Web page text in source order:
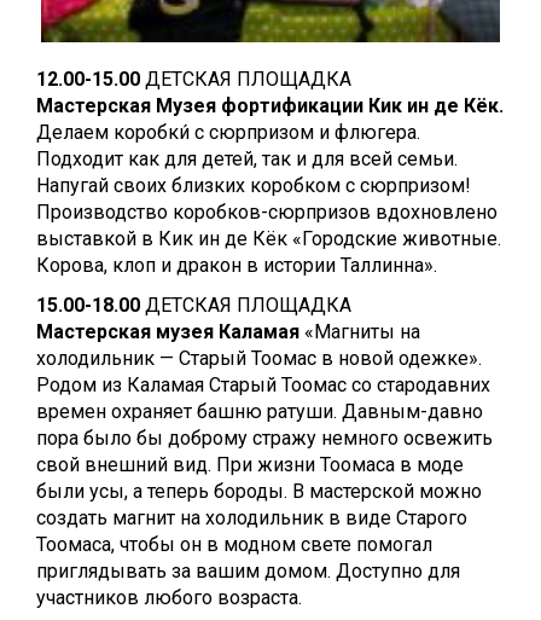
12.00-15.00 ДЕТСКАЯ ПЛОЩАДКА
Мастерская Музея фортификации Кик ин де Кёк.
Делаем коробки́ с сюрпризом и флюгера.
Подходит как для детей, так и для всей семьи.
Напугай своих близких коробком с сюрпризом!
Производство коробков-сюрпризов вдохновлено
выставкой в Кик ин де Кёк «Городские животные.
Корова, клоп и дракон в истории Таллинна».
15.00-18.00 ДЕТСКАЯ ПЛОЩАДКА
Мастерская музея Каламая «Магниты на
холодильник — Старый Тоомас в новой одежке».
Родом из Каламая Старый Тоомас со стародавних
времен охраняет башню ратуши. Давным-давно
пора было бы доброму стражу немного освежить
свой внешний вид. При жизни Тоомаса в моде
были усы, а теперь бороды. В мастерской можно
создать магнит на холодильник в виде Старого
Тоомаса, чтобы он в модном свете помогал
приглядывать за вашим домом. Доступно для
участников любого возраста.